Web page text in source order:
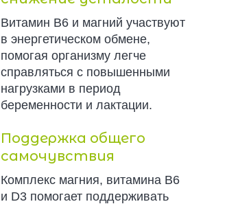
Витамин B6 и магний участвуют
в энергетическом обмене,
помогая организму легче
справляться с повышенными
нагрузками в период
беременности и лактации.
Поддержка общего
самочувствия
Комплекс магния, витамина B6
и D3 помогает поддерживать